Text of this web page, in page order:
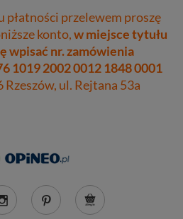
przelewem proszę
konto,w miejsce tytułu
wpisać nr. zamówienia
1019 2002 0012 1848 0001
ul. Rejtana 53a